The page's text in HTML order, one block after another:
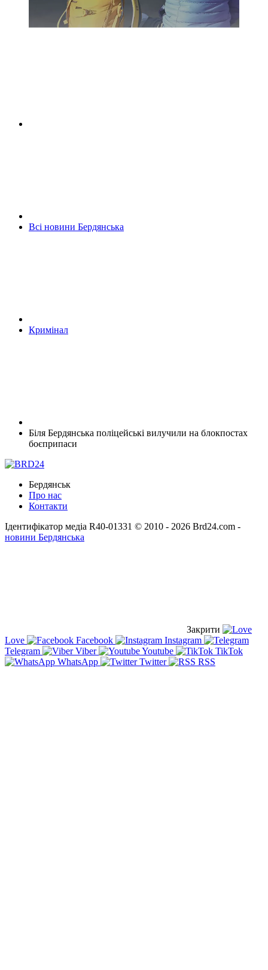
Всі новини Бердянська
Кримінал
Біля Бердянська поліцейські вилучили на блокпостах
боєприпаси
Бердянськ
Про нас
Контакти
Ідентифікатор медіа R40-01331 © 2010 - 2026 Brd24.com -
новини Бердянська
Закрити
Love
Facebook
Instagram
Telegram
Viber Youtube
TikTok
WhatsApp
Twitter RSS